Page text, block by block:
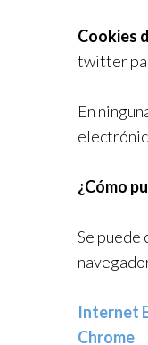
Cookies
twitter
En
¿Cómo
Se puede
Internet
Chrome